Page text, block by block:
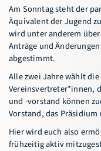
Am Sonntag steht der
Äquivalent der Jugend
wird unter anderem
Anträge und
abgestimmt.
Alle zwei Jahre wählt
Vereinsvertreter*innen,
und -vorstand können
Vorstand, das
Hier wird euch also
frühzeitig aktiv
Freiwilligendienst
Basketball-Camp Sögel
Service
Verband
Bildungsportal